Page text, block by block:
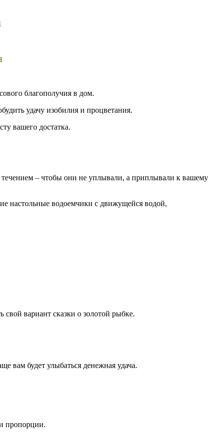
благополучия в дом.
удачу изобилия и процветания.
вашего достатка.
течением – чтобы они не уплывали, а приплывали к вашему
настольные водоемчики с движущейся водой,
вариант сказки о золотой рыбке.
вам будет улыбаться денежная удача.
пропорции.